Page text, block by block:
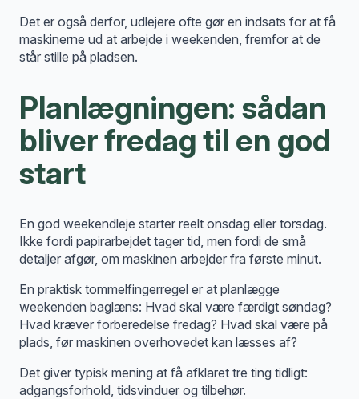
Det er også derfor, udlejere ofte gør en indsats for at få
maskinerne ud at arbejde i weekenden, fremfor at de
står stille på pladsen.
Planlægningen: sådan
bliver fredag til en god
start
En god weekendleje starter reelt onsdag eller torsdag.
Ikke fordi papirarbejdet tager tid, men fordi de små
detaljer afgør, om maskinen arbejder fra første minut.
En praktisk tommelfingerregel er at planlægge
weekenden baglæns: Hvad skal være færdigt søndag?
Hvad kræver forberedelse fredag? Hvad skal være på
plads, før maskinen overhovedet kan læsses af?
Det giver typisk mening at få afklaret tre ting tidligt:
adgangsforhold, tidsvinduer og tilbehør.